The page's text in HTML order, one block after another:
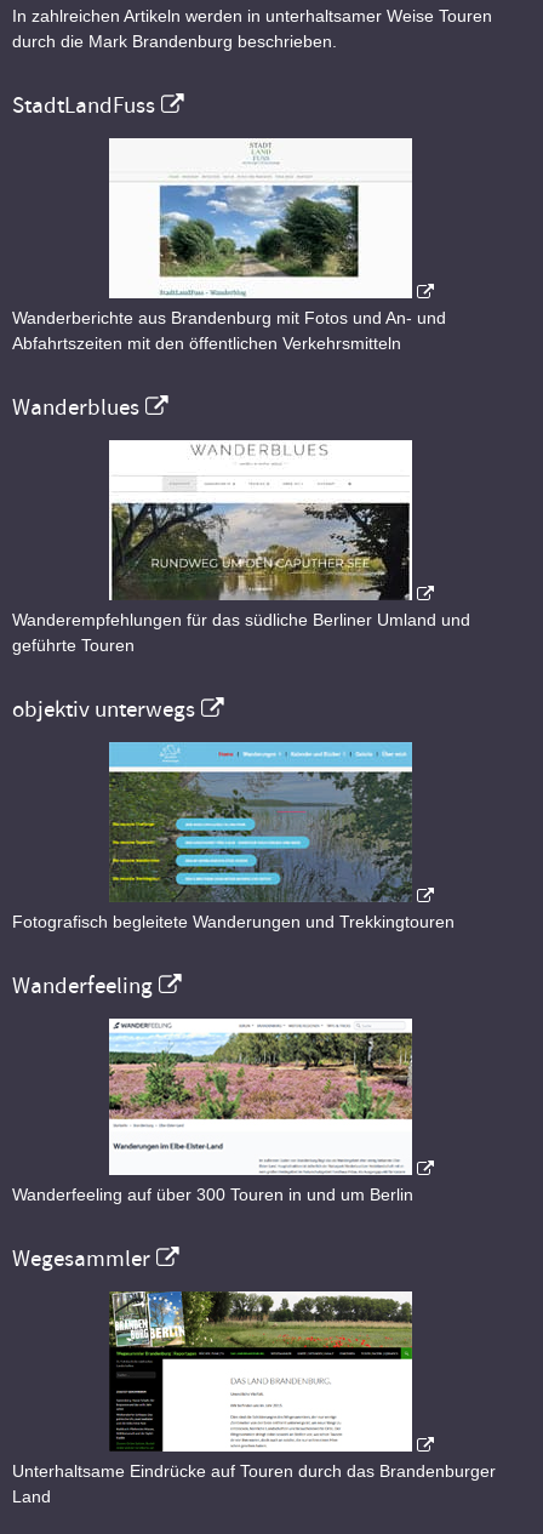
In zahlreichen Artikeln werden in unterhaltsamer Weise Touren
durch die Mark Brandenburg beschrieben.
StadtLandFuss
Wanderberichte aus Brandenburg mit Fotos und An- und
Abfahrtszeiten mit den öffentlichen Verkehrsmitteln
Wanderblues
Wanderempfehlungen für das südliche Berliner Umland und
geführte Touren
objektiv unterwegs
Fotografisch begleitete Wanderungen und Trekkingtouren
Wanderfeeling
Wanderfeeling auf über 300 Touren in und um Berlin
Wegesammler
Unterhaltsame Eindrücke auf Touren durch das Brandenburger
Land